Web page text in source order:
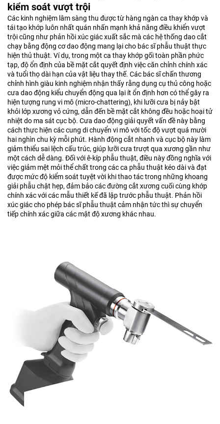
kiểm soát vượt trội
Các kinh nghiệm lâm sàng thu được từ hàng ngàn ca thay khớp và
tái tạo khớp luôn nhất quán nhấn mạnh khả năng điều khiển vượt
trội cũng như phản hồi xúc giác xuất sắc mà các hệ thống dao cắt
chạy bằng động cơ dao động mang lại cho bác sĩ phẫu thuật thực
hiện thủ thuật. Ví dụ, trong một ca thay khớp gối toàn phần phức
tạp, độ ổn định của bề mặt cắt quyết định việc căn chỉnh chính xác
và tuổi thọ dài hạn của vật liệu thay thế. Các bác sĩ chấn thương
chỉnh hình giàu kinh nghiệm nhận thấy rằng dụng cụ thủ công hoặc
cưa dao động kiểu chuyển động qua lại ít ổn định hơn có thể gây ra
hiện tượng rung vi mô (micro-chattering), khi lưỡi cưa bị nảy bật
khỏi lớp xương vỏ cứng, dẫn đến bề mặt cắt không đều hoặc hoại tử
nhiệt do ma sát cục bộ. Cưa dao động giải quyết vấn đề này bằng
cách thực hiện các cung di chuyển vi mô với tốc độ vượt quá mười
hai nghìn chu kỳ mỗi phút. Hành động cắt nhanh và cục bộ này làm
giảm thiểu sai lệch cấu trúc, giúp lưỡi cưa trượt qua xương gần như
một cách dễ dàng. Đối với ê-kíp phẫu thuật, điều này đồng nghĩa với
việc giảm mệt mỏi thể chất trong các ca phẫu thuật kéo dài và đạt
được mức độ kiểm soát tuyệt vời khi thao tác trong những khoang
giải phẫu chật hẹp, đảm bảo các đường cắt xương cuối cùng khớp
chính xác với các mẫu thiết kế đã lập trước phẫu thuật. Phản hồi
xúc giác cho phép bác sĩ phẫu thuật cảm nhận tức thì sự chuyển
tiếp chính xác giữa các mật độ xương khác nhau.